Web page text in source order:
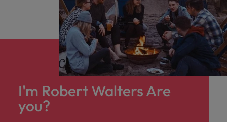
I'm Robert Walters Are
you?